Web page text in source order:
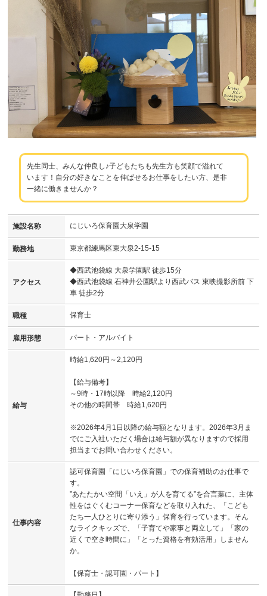
先生同士、みんな仲良し♪子どもたちも先生方も笑顔で溢れて
います！自分の好きなことを伸ばせるお仕事をしたい方、是非
一緒に働きませんか？
施設名称 にじいろ保育園大泉学園
勤務地 東京都練馬区東大泉2-15-15
アクセス
◆西武池袋線 大泉学園駅 徒歩15分
◆西武池袋線 石神井公園駅より西武バス 東映撮影所前 下
車 徒歩2分
職種 保育士
雇用形態 パート・アルバイト
給与
時給1,620円～2,120円
【給与備考】
～9時・17時以降 時給2,120円
その他の時間帯 時給1,620円
※2026年4月1日以降の給与額となります。2026年3月ま
でにご入社いただく場合は給与額が異なりますので採用
担当までお問い合わせください。
仕事内容
認可保育園「にじいろ保育園」での保育補助のお仕事で
す。
”あたたかい空間「いえ」が人を育てる”を合言葉に、主体
性をはぐくむコーナー保育などを取り入れた、「こども
たち一人ひとりに寄り添う」保育を行っています。そん
なライクキッズで、「子育てや家事と両立して」「家の
近くで空き時間に」「とった資格を有効活用」しません
か。
【保育士・認可園・パート】